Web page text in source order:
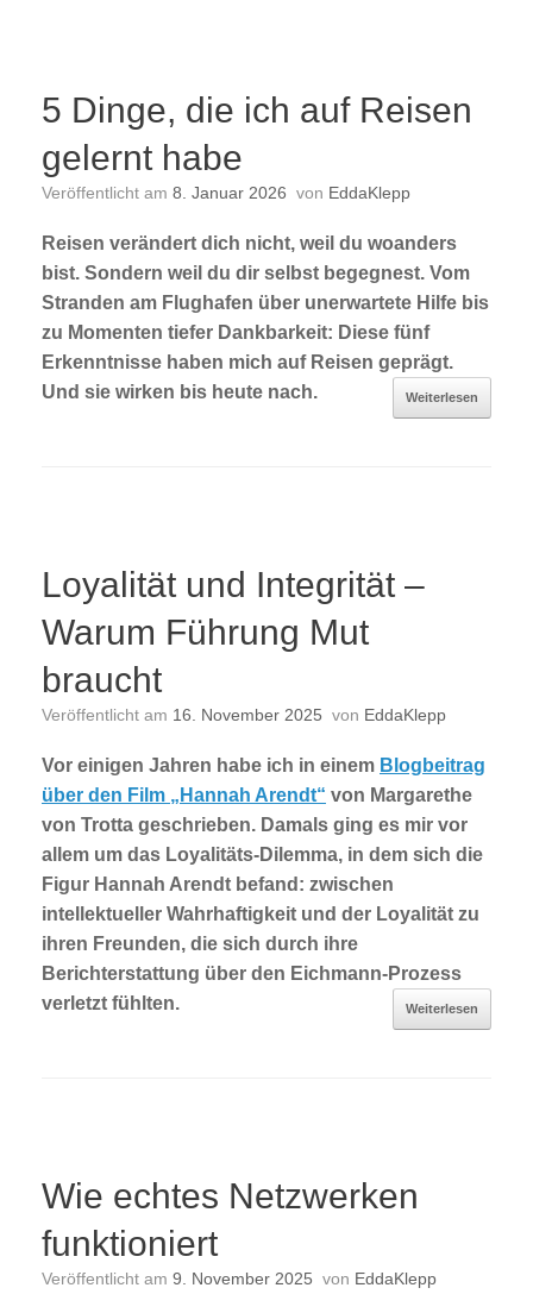
5 Dinge, die ich auf Reisen
gelernt habe
Veröffentlicht am 8. Januar 2026 von EddaKlepp
Reisen verändert dich nicht, weil du woanders
bist. Sondern weil du dir selbst begegnest. Vom
Stranden am Flughafen über unerwartete Hilfe bis
zu Momenten tiefer Dankbarkeit: Diese fünf
Erkenntnisse haben mich auf Reisen geprägt.
Und sie wirken bis heute nach.
Weiterlesen
Loyalität und Integrität –
Warum Führung Mut
braucht
Veröffentlicht am 16. November 2025 von EddaKlepp
Vor einigen Jahren habe ich in einem Blogbeitrag
über den Film „Hannah Arendt“ von Margarethe
von Trotta geschrieben. Damals ging es mir vor
allem um das Loyalitäts-Dilemma, in dem sich die
Figur Hannah Arendt befand: zwischen
intellektueller Wahrhaftigkeit und der Loyalität zu
ihren Freunden, die sich durch ihre
Berichterstattung über den Eichmann-Prozess
verletzt fühlten.
Weiterlesen
Wie echtes Netzwerken
funktioniert
Veröffentlicht am 9. November 2025 von EddaKlepp